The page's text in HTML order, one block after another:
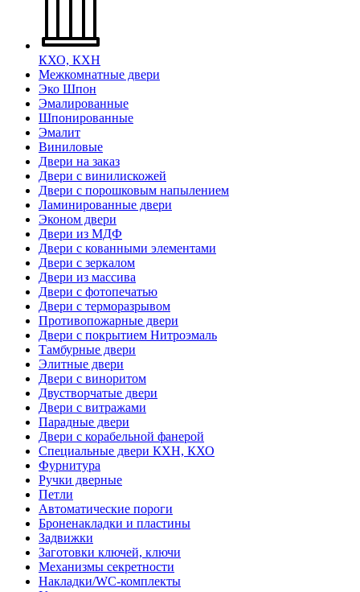
КХО, КХН
Межкомнатные двери
Эко Шпон
Эмалированные
Шпонированные
Эмалит
Виниловые
Двери на заказ
Двери с винилискожей
Двери с порошковым напылением
Ламинированные двери
Эконом двери
Двери из МДФ
Двери с кованными элементами
Двери с зеркалом
Двери из массива
Двери с фотопечатью
Двери с терморазрывом
Противопожарные двери
Двери с покрытием Нитроэмаль
Тамбурные двери
Элитные двери
Двери с виноритом
Двустворчатые двери
Двери с витражами
Парадные двери
Двери с корабельной фанерой
Специальные двери КХН, КХО
Фурнитура
Ручки дверные
Петли
Автоматические пороги
Броненакладки и пластины
Задвижки
Заготовки ключей, ключи
Механизмы секретности
Накладки/WC-комплекты